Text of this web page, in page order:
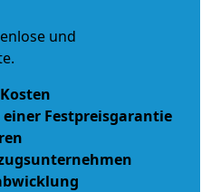
und
Festpreisgarantie